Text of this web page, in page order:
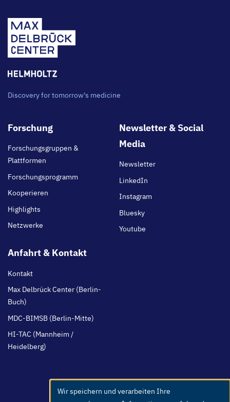
Discovery for tomorrow's medicine
Footer
Forschung
Forschungsgruppen &
Plattformen
Forschungsprogramm
Kooperieren
Highlights
Netzwerke
Newsletter & Social
Media
Newsletter
LinkedIn
Instagram
Bluesky
Youtube
Anfahrt & Kontakt
Kontakt
Max Delbrück Center (Berlin-
Buch)
MDC-BIMSB (Berlin-Mitte)
HI-TAC (Mannheim /
Heidelberg)
Use
Wir speichern und verarbeiten Ihre